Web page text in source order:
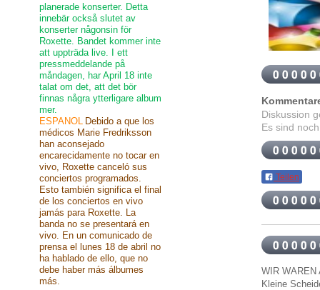
Diskussion
Es sind
Teilen
WIR WAREN
Kleine
planerade konserter. Detta
innebär också slutet av
konserter någonsin för
Roxette. Bandet kommer inte
att uppträda live. I ett
pressmeddelande på
måndagen, har April 18 inte
talat om det, att det bör
finnas några ytterligare album
mer.
ESPANOL Debido a que los
médicos Marie Fredriksson
han aconsejado
encarecidamente no tocar en
vivo, Roxette canceló sus
conciertos programados.
Esto también significa el final
de los conciertos en vivo
jamás para Roxette. La
banda no se presentará en
vivo. En un comunicado de
prensa el lunes 18 de abril no
ha hablado de ello, que no
debe haber más álbumes
más.